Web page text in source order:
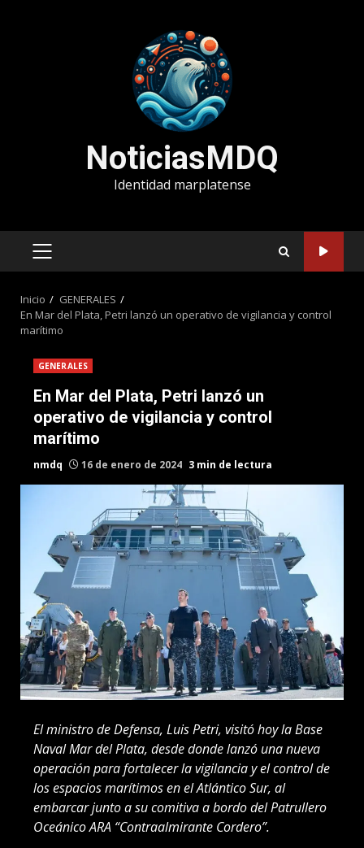
NoticiasMDQ
Identidad marplatense
MENÚ
Inicio
GENERALES
En Mar del Plata, Petri lanzó un operativo de vigilancia y control
marítimo
GENERALES
En Mar del Plata, Petri lanzó un
operativo de vigilancia y control
marítimo
nmdq 16 de enero de 2024 3 min de lectura
El ministro de Defensa, Luis Petri, visitó hoy la Base
Naval Mar del Plata, desde donde lanzó una nueva
operación para fortalecer la vigilancia y el control de
los espacios marítimos en el Atlántico Sur, al
embarcar junto a su comitiva a bordo del Patrullero
Oceánico ARA “Contraalmirante Cordero”.